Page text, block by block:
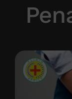
Kontak Kami